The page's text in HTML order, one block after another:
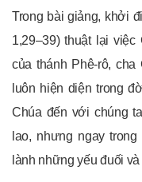
Trong bài giảng, khởi
1,29–39) thuật lại
của thánh Phê-rô, cha
luôn hiện diện trong
Chúa đến với chúng
lao, nhưng ngay
lành những yếu đuối